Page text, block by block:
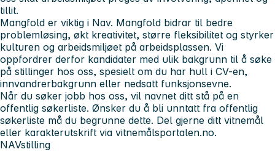
tillit.
Mangfold er viktig i Nav. Mangfold bidrar til bedre
problemløsing, økt kreativitet, større fleksibilitet og styrker
kulturen og arbeidsmiljøet på arbeidsplassen. Vi
oppfordrer derfor kandidater med ulik bakgrunn til å søke
på stillinger hos oss, spesielt om du har hull i CV-en,
innvandrerbakgrunn eller nedsatt funksjonsevne.
Når du søker jobb hos oss, vil navnet ditt stå på en
offentlig søkerliste. Ønsker du å bli unntatt fra offentlig
søkerliste må du begrunne dette. Del gjerne ditt vitnemål
eller karakterutskrift via vitnemålsportalen.no.
NAVstilling